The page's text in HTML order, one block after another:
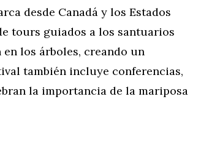
desde Canadá y los Estados
tours guiados a los santuarios
los árboles, creando un
también incluye conferencias,
la importancia de la mariposa